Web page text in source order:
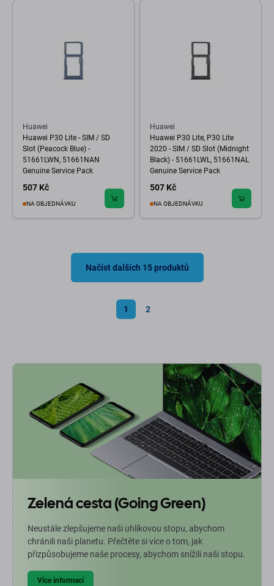
Huawei
Huawei P30 Lite - SIM / SD
Slot (Peacock Blue) -
51661LWN, 51661NAN
Genuine Service Pack
507 Kč
NA OBJEDNÁVKU
Huawei
Huawei P30 Lite, P30 Lite
2020 - SIM / SD Slot (Midnight
Black) - 51661LWL, 51661NAL
Genuine Service Pack
507 Kč
NA OBJEDNÁVKU
Načíst dalších 15 produktů
1 2
Zelená cesta (Going Green)
Neustále zlepšujeme naši uhlíkovou stopu, abychom
chránili naši planetu. Přečtěte si více o tom, jak
přizpůsobujeme naše procesy, abychom snížili naši stopu.
Více informací